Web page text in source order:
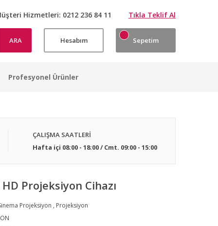
Hizmetleri: 0212 236 84 11 Tıkla Teklif Al
ARA Hesabım Sepetim
Profesyonel Ürünler
ÇALIŞMA SAATLERİ
Hafta içi 08:00 - 18:00 / Cmt. 09:00 - 15:00
Projeksiyon Cihazı
Projeksiyon , Projeksiyon